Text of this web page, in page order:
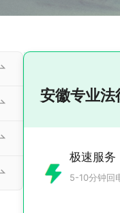
安徽专业法
极速服务
5-10分钟回